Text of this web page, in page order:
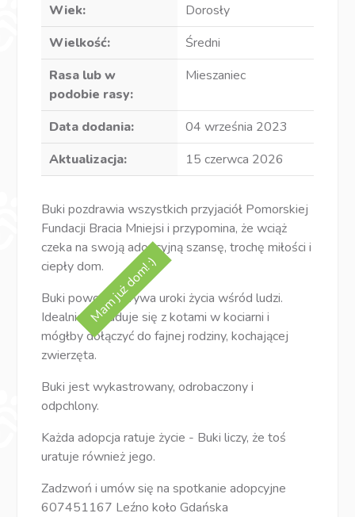
Wiek:
Dorosły
Wielkość:
Średni
Rasa lub w
podobie rasy:
Mieszaniec
Data dodania:
04 września 2023
Aktualizacja:
15 czerwca 2026
Mam już dom! :)
Buki pozdrawia wszystkich przyjaciół Pomorskiej
Fundacji Bracia Mniejsi i przypomina, że wciąż
czeka na swoją adopcyjną szansę, trochę miłości i
ciepły dom.
Buki powoli odkrywa uroki życia wśród ludzi.
Idealnie dogaduje się z kotami w kociarni i
mógłby dołączyć do fajnej rodziny, kochającej
zwierzęta.
Buki jest wykastrowany, odrobaczony i
odpchlony.
Każda adopcja ratuje życie - Buki liczy, że toś
uratuje również jego.
Zadzwoń i umów się na spotkanie adopcyjne
607451167 Leźno koło Gdańska